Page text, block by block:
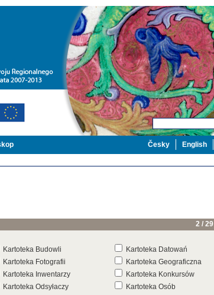
English
Česky
2 / 29
Kartoteka Budowli
Kartoteka Datowań
Kartoteka Fotografii
Kartoteka Geograficzna
Kartoteka Inwentarzy
Kartoteka Konkursów
Kartoteka Odsyłaczy
Kartoteka Osób